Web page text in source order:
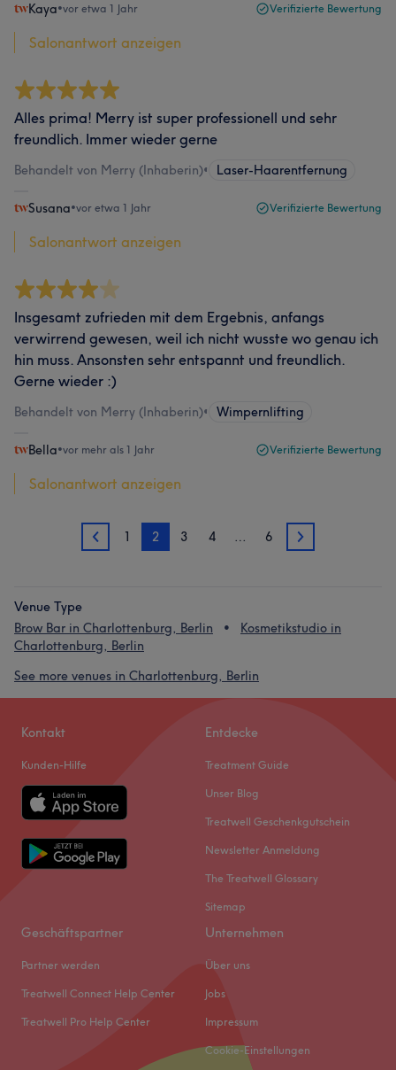
Kaya•vor etwa 1 Jahr Verifizierte Bewertung
Salonantwort anzeigen
Alles prima! Merry ist super professionell und sehr
freundlich. Immer wieder gerne
Behandelt von Merry (Inhaberin)• Laser-Haarentfernung
Susana•vor etwa 1 Jahr Verifizierte Bewertung
Salonantwort anzeigen
Insgesamt zufrieden mit dem Ergebnis, anfangs
verwirrend gewesen, weil ich nicht wusste wo genau ich
hin muss. Ansonsten sehr entspannt und freundlich.
Gerne wieder :)
Behandelt von Merry (Inhaberin)• Wimpernlifting
Bella•vor mehr als 1 Jahr Verifizierte Bewertung
Salonantwort anzeigen
1 1 2 3 4 … 6 3
Venue Type
Brow Bar in Charlottenburg, Berlin
Kosmetikstudio in
Charlottenburg, Berlin
See more venues in Charlottenburg, Berlin
Kontakt
Kunden-Hilfe
Entdecke
Treatment Guide
Unser Blog
Treatwell Geschenkgutschein
Newsletter Anmeldung
The Treatwell Glossary
Sitemap
Geschäftspartner
Partner werden
Treatwell Connect Help Center
Treatwell Pro Help Center
Unternehmen
Über uns
Jobs
Impressum
Cookie-Einstellungen